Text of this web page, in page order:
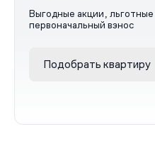
Выгодные акции,
первоначальный взнос
Подобрать квартиру